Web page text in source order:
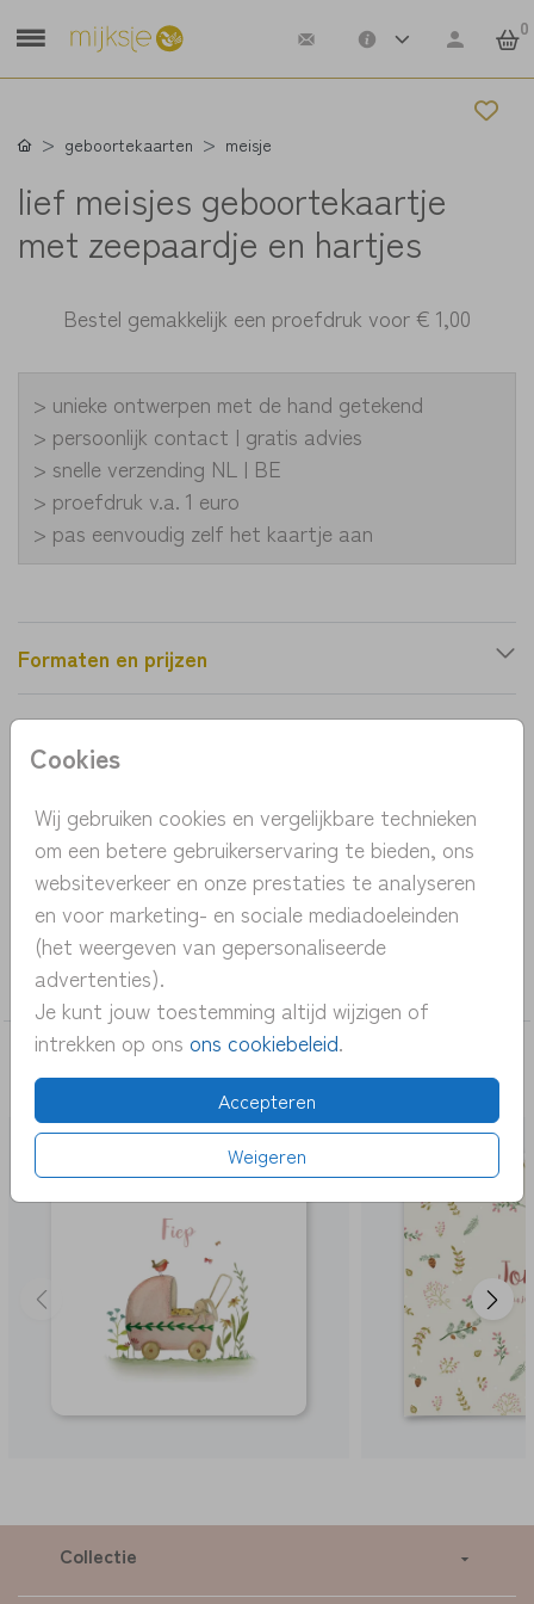
0
Cookies
Wij gebruiken cookies en vergelijkbare technieken
om een betere gebruikerservaring te bieden, ons
websiteverkeer en onze prestaties te analyseren
en voor marketing- en sociale mediadoeleinden
(het weergeven van gepersonaliseerde
advertenties).
Je kunt jouw toestemming altijd wijzigen of
intrekken op ons ons cookiebeleid.
Accepteren
Weigeren
geboortekaarten meisje
lief meisjes geboortekaartje
met zeepaardje en hartjes
Bestel gemakkelijk een proefdruk voor€ 1,00
> unieke ontwerpen met de hand getekend
> persoonlijk contact | gratis advies
> snelle verzending NL | BE
> proefdruk v.a. 1 euro
> pas eenvoudig zelf het kaartje aan
Formaten en prijzen
Productinformatie
OMSCHRIJVING
lief meisjes geboortekaartje met zeepaardje en
hartjes..
COLLECTIE
meisje
DEZE KAARTEN VIND JE MISSCHIEN OOK
LEUK
Collectie